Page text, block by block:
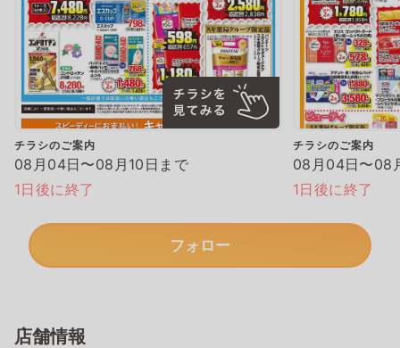
チラシのご案内
08月04日〜08月10日まで
1日後に終了
チラシのご案内
08月04日〜08
1日後に終了
フォロー
店舗情報